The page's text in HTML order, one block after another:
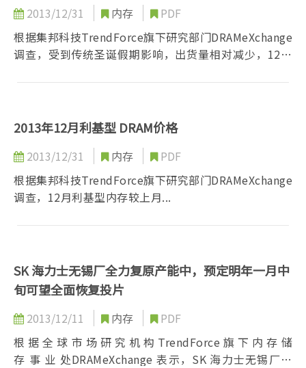
2013/12/31 内存
PDF
根据集邦科技TrendForce旗下研究部门DRAMeXchange
调查，受到传统圣诞假期影响，出货量相对减少，12月
2013年12月利基型 DRAM价格
2013/12/31 内存
PDF
根据集邦科技TrendForce旗下研究部门DRAMeXchange
调查，12月利基型内存较上月...
SK 海力士无锡厂全力复原产能中，预定明年一月中
旬可望全面恢复投片
2013/12/11 内存
PDF
根 据 全 球 市 场 研 究 机 构 TrendForce 旗 下 内 存 储
存 事 业 处DRAMeXchange 表示，SK 海力士无锡厂于